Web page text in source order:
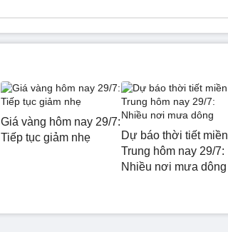
Giá vàng hôm nay 29/7:
Tiếp tục giảm nhẹ
Dự báo thời tiết miền
Trung hôm nay 29/7:
Nhiều nơi mưa dông